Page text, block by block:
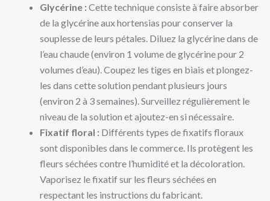
Glycérine :Cette technique consiste à faire absorber
de la glycérine aux hortensias pour conserver la
souplesse de leurs pétales. Diluez la glycérine dans de
l’eau chaude (environ 1 volume de glycérine pour 2
volumes d’eau). Coupez les tiges en biais et plongez-
les dans cette solution pendant plusieurs jours
(environ 2 à 3 semaines). Surveillez régulièrement le
niveau de la solution et ajoutez-en si nécessaire.
Fixatif floral : Différents types de fixatifs floraux
sont disponibles dans le commerce. Ils protègent les
fleurs séchées contre l’humidité et la décoloration.
Vaporisez le fixatif sur les fleurs séchées en
respectant les instructions du fabricant.